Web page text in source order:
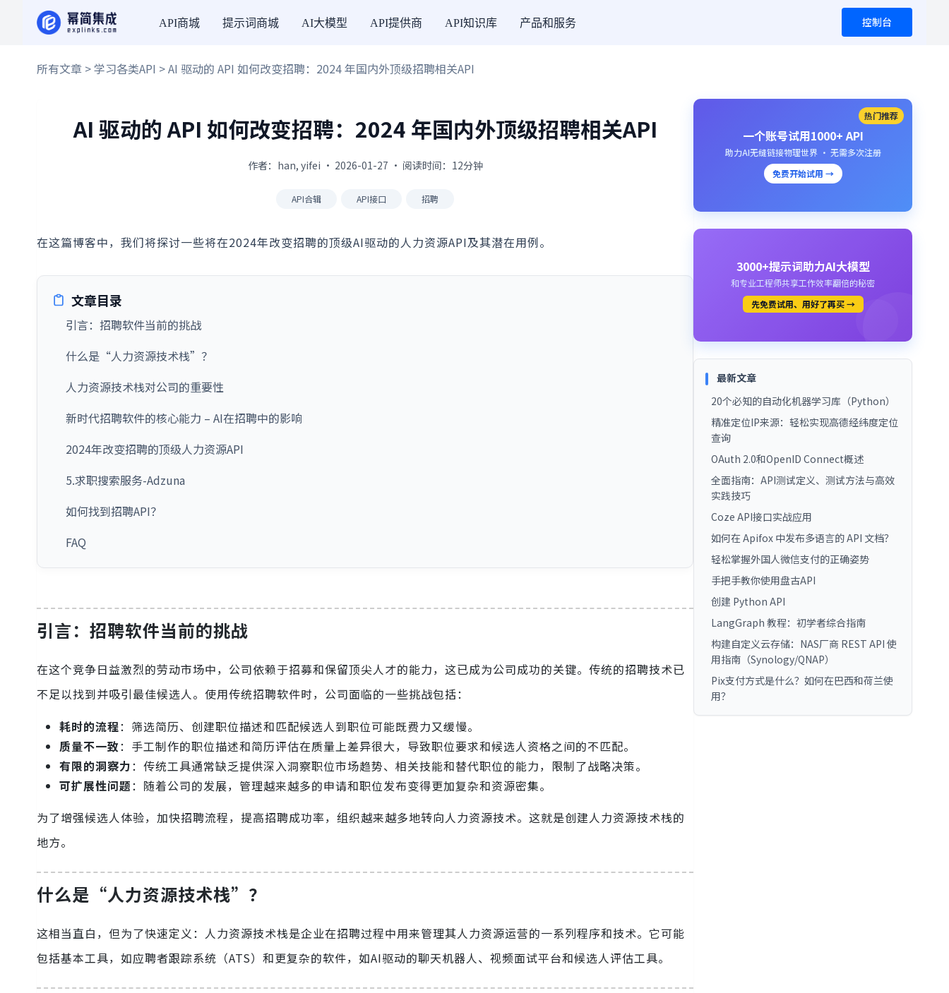
API商城 提示词商城 AI大模型 API提供商 API知识库 产品和服务 控制台
所有文章 >学习各类API > AI 驱动的 API 如何改变招聘：2024 年国内外顶级招聘相关API
AI 驱动的 API 如何改变招聘：2024 年国内外顶级招聘相关API
作者：han, yifei · 2026-01-27 · 阅读时间：12分钟
API合辑 API接口 招聘
在这篇博客中，我们将探讨一些将在2024年改变招聘的顶级AI驱动的人力资源API及其潜在用例。
文章目录
引言：招聘软件当前的挑战
什么是“人力资源技术栈”？
人力资源技术栈对公司的重要性
新时代招聘软件的核心能力 – AI在招聘中的影响
2024年改变招聘的顶级人力资源API
5.求职搜索服务-Adzuna
如何找到招聘API？
FAQ
引言：招聘软件当前的挑战
在这个竞争日益激烈的劳动市场中，公司依赖于招募和保留顶尖人才的能力，这已成为公司成功的关键。传统的招聘技术已
不足以找到并吸引最佳候选人。使用传统招聘软件时，公司面临的一些挑战包括：
耗时的流程：筛选简历、创建职位描述和匹配候选人到职位可能既费力又缓慢。
质量不一致：手工制作的职位描述和简历评估在质量上差异很大，导致职位要求和候选人资格之间的不匹配。
有限的洞察力：传统工具通常缺乏提供深入洞察职位市场趋势、相关技能和替代职位的能力，限制了战略决策。
可扩展性问题：随着公司的发展，管理越来越多的申请和职位发布变得更加复杂和资源密集。
为了增强候选人体验，加快招聘流程，提高招聘成功率，组织越来越多地转向人力资源技术。这就是创建人力资源技术栈的
地方。
什么是“人力资源技术栈”？
这相当直白，但为了快速定义：人力资源技术栈是企业在招聘过程中用来管理其人力资源运营的一系列程序和技术。它可能
包括基本工具，如应聘者跟踪系统（ATS）和更复杂的软件，如AI驱动的聊天机器人、视频面试平台和候选人评估工具。
热门推荐
一个账号试用1000+ API
助力AI无缝链接物理世界 · 无需多次注册
免费开始试用 →
3000+提示词助力AI大模型
和专业工程师共享工作效率翻倍的秘密
先免费试用、用好了再买 →
最新文章
20个必知的自动化机器学习库（Python）
精准定位IP来源：轻松实现高德经纬度定位
查询
OAuth 2.0和OpenID Connect概述
全面指南：API测试定义、测试方法与高效
实践技巧
Coze API接口实战应用
如何在 Apifox 中发布多语言的 API 文档？
轻松掌握外国人微信支付的正确姿势
手把手教你使用盘古API
创建 Python API
LangGraph 教程：初学者综合指南
构建自定义云存储：NAS厂商 REST API 使
用指南（Synology/QNAP）
Pix支付方式是什么？如何在巴西和荷兰使
用？